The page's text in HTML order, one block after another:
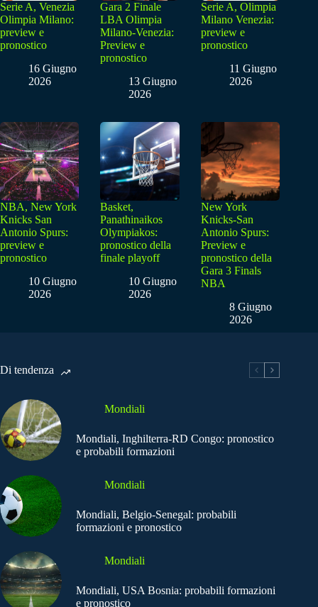
Serie A, Venezia
Olimpia Milano:
preview e
pronostico
16 Giugno
2026
Gara 2 Finale
LBA Olimpia
Milano-Venezia:
Preview e
pronostico
13 Giugno
2026
Serie A, Olimpia
Milano Venezia:
preview e
pronostico
11 Giugno
2026
NBA, New York
Knicks San
Antonio Spurs:
preview e
pronostico
10 Giugno
2026
Basket,
Panathinaikos
Olympiakos:
pronostico della
finale playoff
10 Giugno
2026
New York
Knicks-San
Antonio Spurs:
Preview e
pronostico della
Gara 3 Finals
NBA
8 Giugno
2026
Di tendenza
Mondiali
Mondiali, Inghilterra-RD Congo: pronostico
e probabili formazioni
Mondiali
Mondiali, Belgio-Senegal: probabili
formazioni e pronostico
Mondiali
Mondiali, USA Bosnia: probabili formazioni
e pronostico